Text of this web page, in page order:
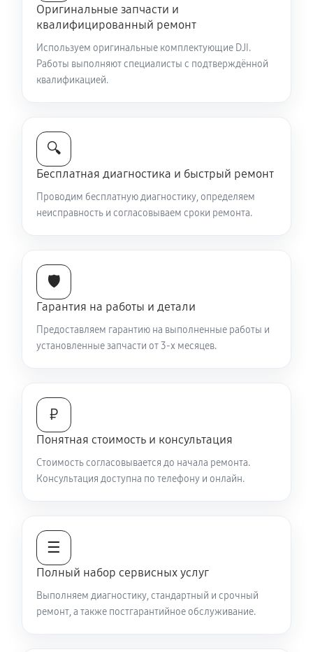
Оригинальные запчасти и
квалифицированный ремонт
Используем оригинальные комплектующие DJI.
Работы выполняют специалисты с подтверждённой
квалификацией.
🔍
Бесплатная диагностика и быстрый ремонт
Проводим бесплатную диагностику, определяем
неисправность и согласовываем сроки ремонта.
🛡️
Гарантия на работы и детали
Предоставляем гарантию на выполненные работы и
установленные запчасти от 3-х месяцев.
₽
Понятная стоимость и консультация
Стоимость согласовывается до начала ремонта.
Консультация доступна по телефону и онлайн.
☰
Полный набор сервисных услуг
Выполняем диагностику, стандартный и срочный
ремонт, а также постгарантийное обслуживание.